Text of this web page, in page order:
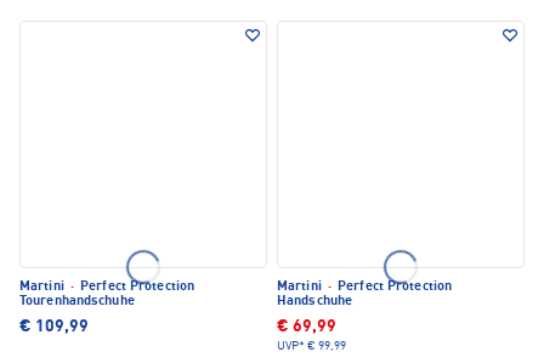
Martini · Perfect Protection
Tourenhandschuhe
€ 109,99
Martini · Perfect Protection
Handschuhe
€ 69,99
UVP* € 99,99